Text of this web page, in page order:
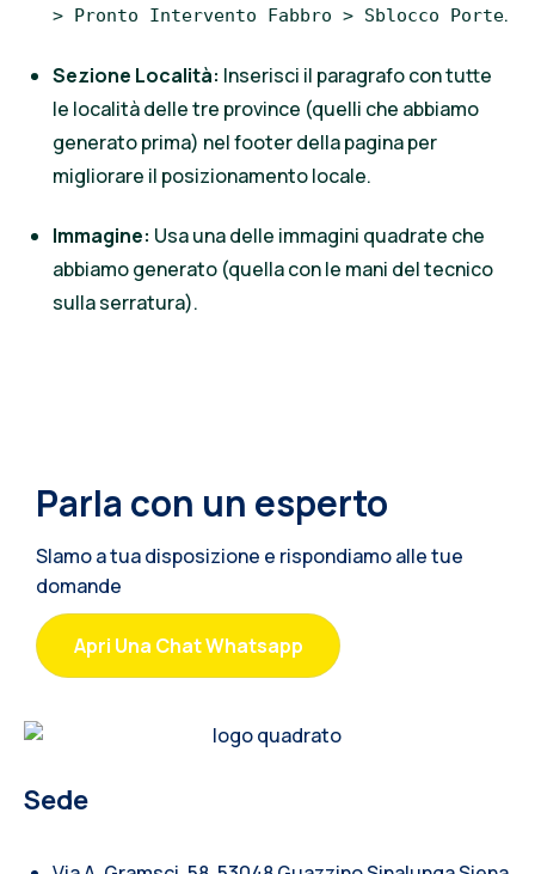
> Pronto Intervento Fabbro > Sblocco Porte.
Sezione Località: Inserisci il paragrafo con tutte
le località delle tre province (quelli che abbiamo
generato prima) nel footer della pagina per
migliorare il posizionamento locale.
Immagine: Usa una delle immagini quadrate che
abbiamo generato (quella con le mani del tecnico
sulla serratura).
Parla con un esperto
SIamo a tua disposizione e rispondiamo alle tue
domande
Apri Una Chat Whatsapp
Sede